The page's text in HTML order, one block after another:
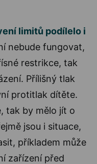
limitů podílelo i
nebude fungovat,
restrikce, tak
Přílišný tlak
protitlak dítěte.
tak by mělo jít o
jsou i situace,
příkladem může
zařízení před